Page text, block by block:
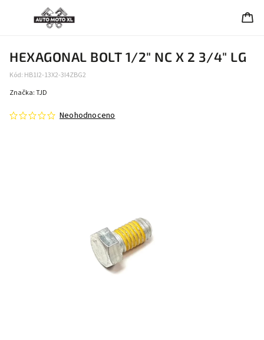
HEXAGONAL BOLT 1/2" NC X 2 3/4" LG
Kód: HB1I2-13X2-3I4ZBG2
Neohodnoceno
Značka:TJD